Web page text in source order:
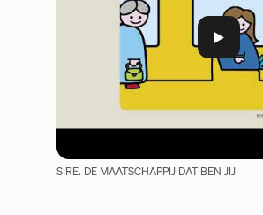
SIRE. DE MAATSCHAPPIJ DAT BEN JIJ